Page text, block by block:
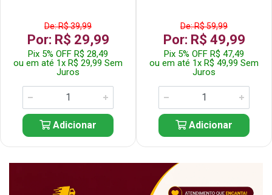
De: R$ 39,99
Por: R$ 29,99
Pix 5% OFF R$ 28,49
ou em até 1x R$ 29,99 Sem
Juros
Adicionar
De: R$ 59,99
Por: R$ 49,99
Pix 5% OFF R$ 47,49
ou em até 1x R$ 49,99 Sem
Juros
Adicionar